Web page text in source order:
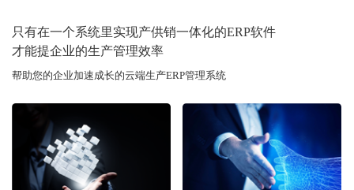
只有在一个系统里实现产供销一体化的ERP软件
才能提企业的生产管理效率
帮助您的企业加速成长的云端生产ERP管理系统